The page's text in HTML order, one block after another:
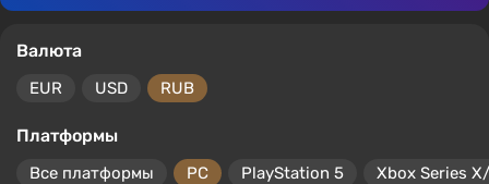
Валюта
EUR USD RUB
Платформы
Все платформы PC PlayStation 5 Xbox Series